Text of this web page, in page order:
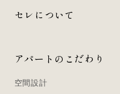
セレについて
アパートのこだわり
空間設計